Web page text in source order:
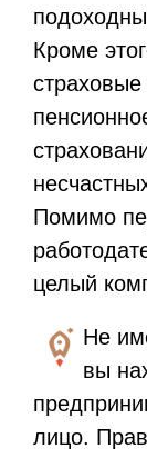
Кроме
Помимо
целый
Не
вы
лицо.